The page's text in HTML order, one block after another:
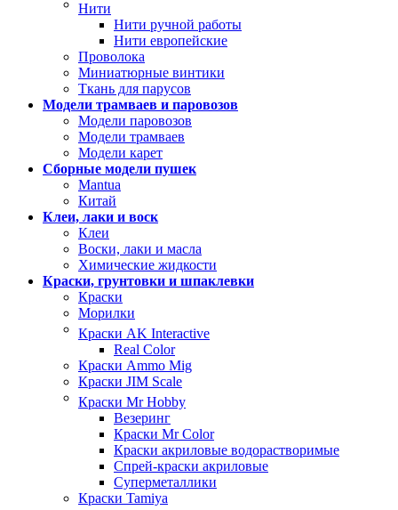
Нити
Нити ручной работы
Нити европейские
Проволока
Миниатюрные винтики
Ткань для парусов
Модели трамваев и паровозов
Модели паровозов
Модели трамваев
Модели карет
Сборные модели пушек
Mantua
Китай
Клеи, лаки и воск
Клеи
Воски, лаки и масла
Химические жидкости
Краски, грунтовки и шпаклевки
Краски
Морилки
Краски AK Interactive
Real Color
Краски Ammo Mig
Краски JIM Scale
Краски Mr Hobby
Везеринг
Краски Mr Color
Краски акриловые водорастворимые
Спрей-краски акриловые
Суперметаллики
Краски Tamiya